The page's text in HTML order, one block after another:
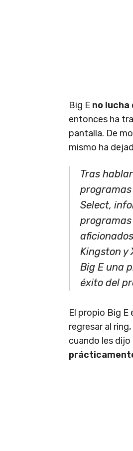
Big E no lucha
entonces ha
pantalla. De
mismo ha
Tras
programas
Select,
programas
Kingston y
Big E una
éxito del
El propio Big
regresar al
cuando les